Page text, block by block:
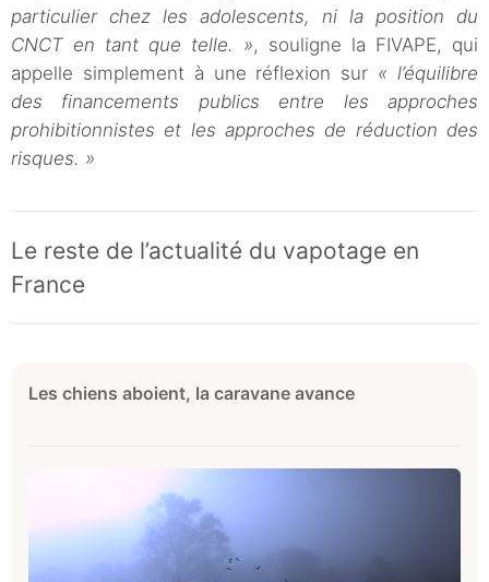
particulier chez les adolescents, ni la position du
CNCT en tant que telle. », souligne la FIVAPE, qui
appelle simplement à une réflexion sur « l’équilibre
des financements publics entre les approches
prohibitionnistes et les approches de réduction des
risques. »
Le reste de l’actualité du vapotage en
France
Les chiens aboient, la caravane avance